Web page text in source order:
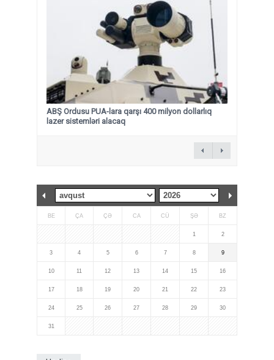
ABŞ Ordusu PUA-lara qarşı 400 milyon dollarlıq
lazer sistemləri alacaq
BE ÇA ÇƏ CA CÜ ŞƏ BZ
1 2
3 4 5 6 7 8 9
10 11 12 13 14 15 16
17 18 19 20 21 22 23
24 25 26 27 28 29 30
31